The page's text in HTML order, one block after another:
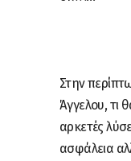
Στην
Άγγελου, τι
αρκετές
ασφάλεια